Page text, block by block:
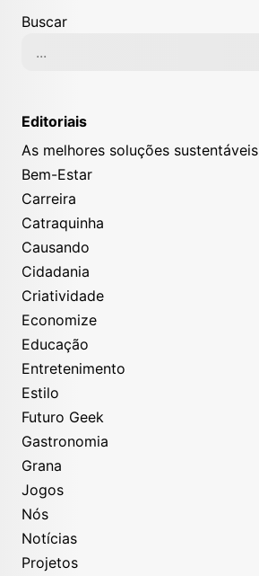
Buscar
Editoriais
As melhores soluções sustentáveis
Bem-Estar
Carreira
Catraquinha
Causando
Cidadania
Criatividade
Economize
Educação
Entretenimento
Estilo
Futuro Geek
Gastronomia
Grana
Jogos
Nós
Notícias
Projetos